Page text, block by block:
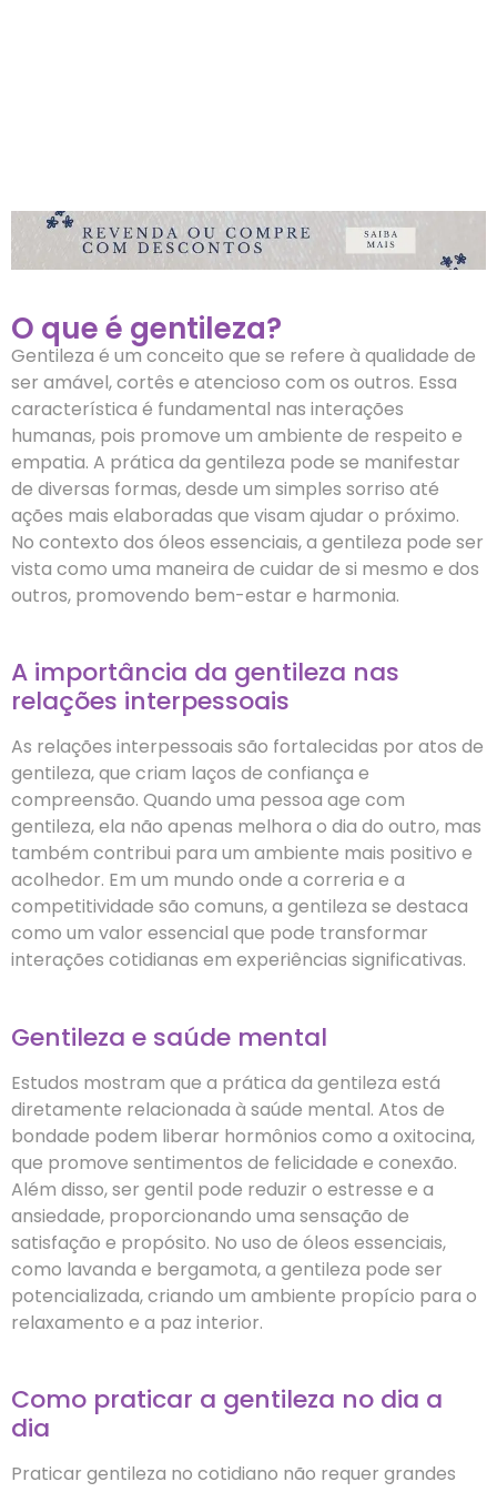
O que é gentileza?
Gentileza é um conceito que se refere à qualidade de
ser amável, cortês e atencioso com os outros. Essa
característica é fundamental nas interações
humanas, pois promove um ambiente de respeito e
empatia. A prática da gentileza pode se manifestar
de diversas formas, desde um simples sorriso até
ações mais elaboradas que visam ajudar o próximo.
No contexto dos óleos essenciais, a gentileza pode ser
vista como uma maneira de cuidar de si mesmo e dos
outros, promovendo bem-estar e harmonia.
A importância da gentileza nas
relações interpessoais
As relações interpessoais são fortalecidas por atos de
gentileza, que criam laços de confiança e
compreensão. Quando uma pessoa age com
gentileza, ela não apenas melhora o dia do outro, mas
também contribui para um ambiente mais positivo e
acolhedor. Em um mundo onde a correria e a
competitividade são comuns, a gentileza se destaca
como um valor essencial que pode transformar
interações cotidianas em experiências significativas.
Gentileza e saúde mental
Estudos mostram que a prática da gentileza está
diretamente relacionada à saúde mental. Atos de
bondade podem liberar hormônios como a oxitocina,
que promove sentimentos de felicidade e conexão.
Além disso, ser gentil pode reduzir o estresse e a
ansiedade, proporcionando uma sensação de
satisfação e propósito. No uso de óleos essenciais,
como lavanda e bergamota, a gentileza pode ser
potencializada, criando um ambiente propício para o
relaxamento e a paz interior.
Como praticar a gentileza no dia a
dia
Praticar gentileza no cotidiano não requer grandes